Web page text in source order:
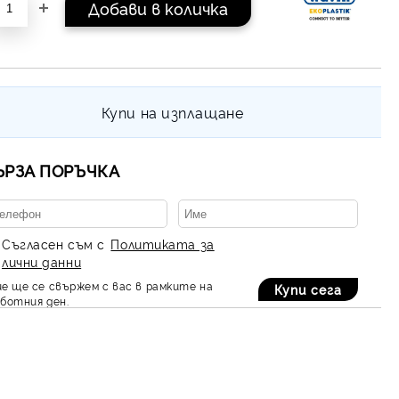
Купи на изплащане
ПОРЪЧКА
Съгласен съм с Политиката за
лични данни
ще се свържем с вас в рамките на
ден.